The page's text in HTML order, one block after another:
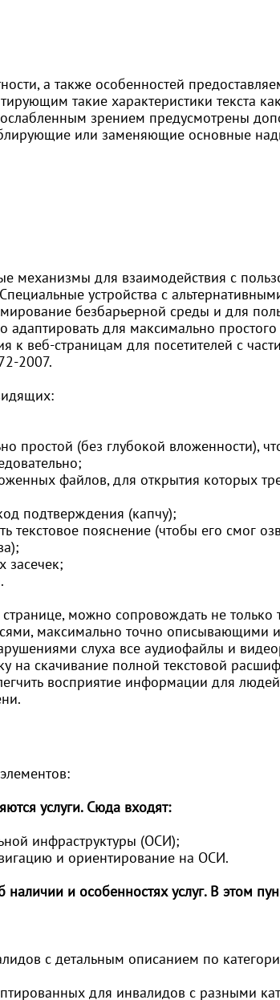
а также особенностей
такие характеристики текста
зрением предусмотрены
или заменяющие основные
механизмы для взаимодействия с
устройства с
безбарьерной среды и для
для максимально простого
к веб-страницам для посетителей с
2007.
простой (без глубокой вложенности),
файлов, для открытия которых
подтверждения (капчу);
пояснение (чтобы его смог
засечек;
можно сопровождать не только
максимально точно описывающими
слуха все аудиофайлы и
на скачивание полной текстовой
восприятие информации для
услуги. Сюда входят:
инфраструктуры (ОСИ);
и ориентирование на ОСИ.
и особенностях услуг. В этом
с детальным описанием по
для инвалидов с разными